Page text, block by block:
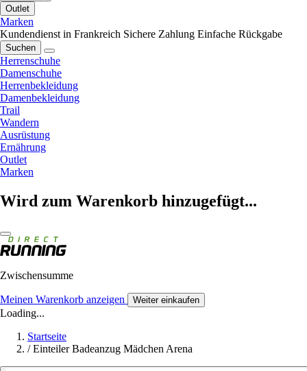
Outlet
Marken
Kundendienst in Frankreich Sichere Zahlung Einfache Rückgabe
Suchen
Herrenschuhe
Damenschuhe
Herrenbekleidung
Damenbekleidung
Trail
Wandern
Ausrüstung
Ernährung
Outlet
Marken
Wird zum Warenkorb hinzugefügt...
Zwischensumme
Meinen Warenkorb anzeigen Weiter einkaufen
Loading...
Startseite
/ Einteiler Badeanzug Mädchen Arena